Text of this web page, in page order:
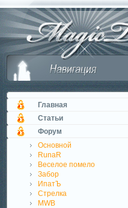
Главная
Статьи
Форум
Основной
RunaR
Веселое помело
Забор
ИпатЪ
Стрелка
MWB